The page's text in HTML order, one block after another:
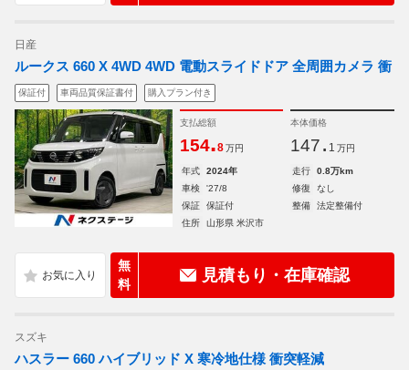
日産
ルークス 660 X 4WD 4WD 電動スライドドア 全周囲カメラ 衝
保証付 車両品質保証書付 購入プラン付き
支払総額
154.8 万円
本体価格
147. 1 万円
年式 2024年 走行
0.8万km
車検
'27/8 修復
なし
保証
保証付 整備
法定整備付
住所
山形県 米沢市
無
料
見積もり・在庫確認
スズキ
ハスラー 660 ハイブリッド X 寒冷地仕様 衝突軽減